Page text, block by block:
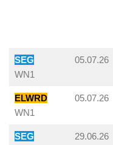
SEG
WN1
05.07.26
ELWRD
WN1
05.07.26
SEG
29.06.26